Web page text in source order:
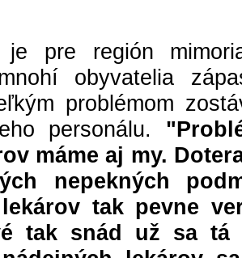
je pre región
obyvatelia
problémom
personálu.
máme aj my.
nepekných
tak pevne
tak snád už sa tá